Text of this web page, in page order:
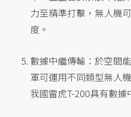
力至精準打擊，無人機
度。
數據中繼傳輸：於空間
軍可運用不同類型無人
我國雷虎T-200具有數據